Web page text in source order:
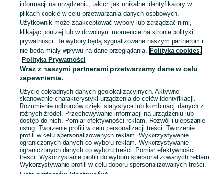
KATEGORIA
Skorzystaj z największego serwisu ogłoszeniowego w Polsce. Kupuj to, czego pragniesz i sprzedawaj to, czego już nie potrzebujesz w kategorii Spadochroniarstwo! Zobacz
Mapa kategorii
Mapa miejscowości
Mapa ministron
Popularne wyszukiwania
informacji na urządzeniu, takich jak unikalne identyfikatory w
plikach cookie w celu przetwarzania danych osobowych.
Użytkownik może zaakceptować wybory lub zarządzać nimi,
klikając poniżej lub w dowolnym momencie na stronie polityki
prywatności. Te wybory będą sygnalizowane naszym partnerom i
nie będą miały wpływu na dane przeglądania. Polityka cookies,
Polityka Prywatności
Wraz z naszymi partnerami przetwarzamy dane w celu
zapewnienia:
Użycie dokładnych danych geolokalizacyjnych. Aktywne
skanowanie charakterystyki urządzenia do celów identyfikacji.
Rozumienie odbiorców dzięki statystyce lub kombinacji danych z
różnych źródeł. Przechowywanie informacji na urządzeniu lub
dostęp do nich. Pomiar efektywności reklam. Rozwój i ulepszanie
usług. Tworzenie profili w celu personalizacji treści. Tworzenie
profili w celu spersonalizowanych reklam. Wykorzystywanie
ograniczonych danych do wyboru reklam. Wykorzystywanie
ograniczonych danych do wyboru treści. Pomiar efektywności
treści. Wykorzystanie profili do wyboru spersonalizowanych reklam.
Wykorzystywanie profili w celu doboru spersonalizowanych treści.